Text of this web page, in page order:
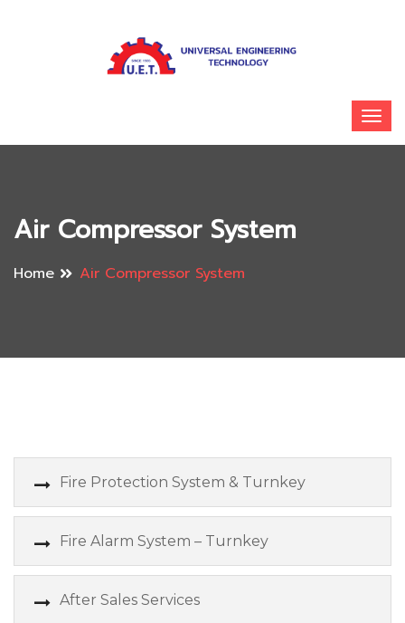
Air Compressor System
Home Air Compressor System
Fire Protection System & Turnkey
Fire Alarm System – Turnkey
After Sales Services